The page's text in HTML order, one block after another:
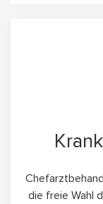
die freie Wahl